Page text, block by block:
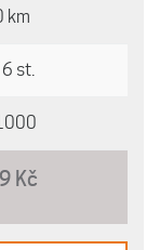
km
6 st.
Kč